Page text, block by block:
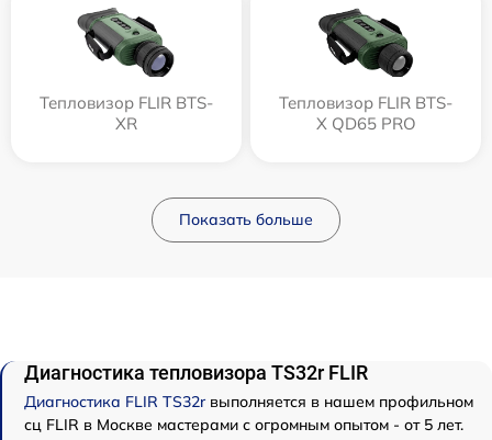
Тепловизор FLIR BTS-
XR
Тепловизор FLIR BTS-
X QD65 PRO
Показать больше
Диагностика тепловизора TS32r FLIR
Диагностика FLIR TS32rвыполняется в нашем профильном
сц FLIR в Москве мастерами с огромным опытом - от 5 лет.